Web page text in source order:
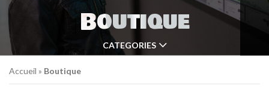
Boutique
CATEGORIES
Accueil » Boutique